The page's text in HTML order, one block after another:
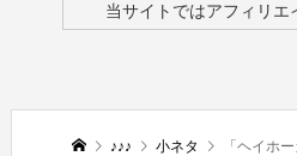
当サイトではアフィリ
♪♪♪ 小ネタ 「ヘイホー